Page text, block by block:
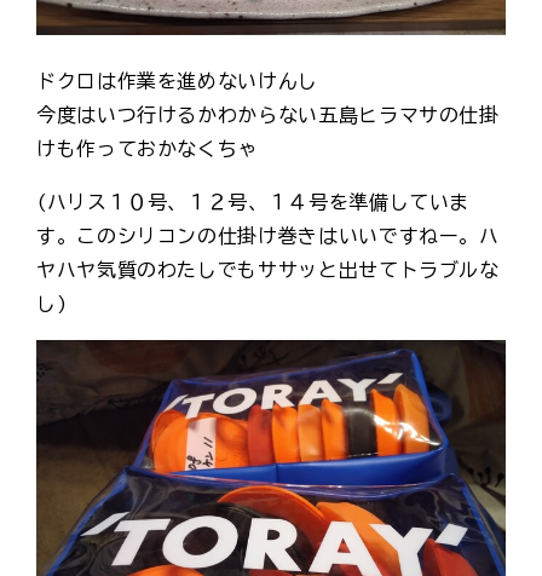
ドクロは作業を進めないけんし
今度はいつ行けるかわからない五島ヒラマサの仕掛
けも作っておかなくちゃ
(ハリス１０号、１２号、１４号を準備していま
す。このシリコンの仕掛け巻きはいいですねー。ハ
ヤハヤ気質のわたしでもササッと出せてトラブルな
し)